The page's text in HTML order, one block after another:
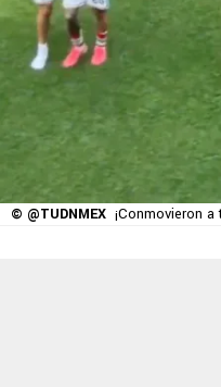
© @TUDNMEX ¡Conmovieron a